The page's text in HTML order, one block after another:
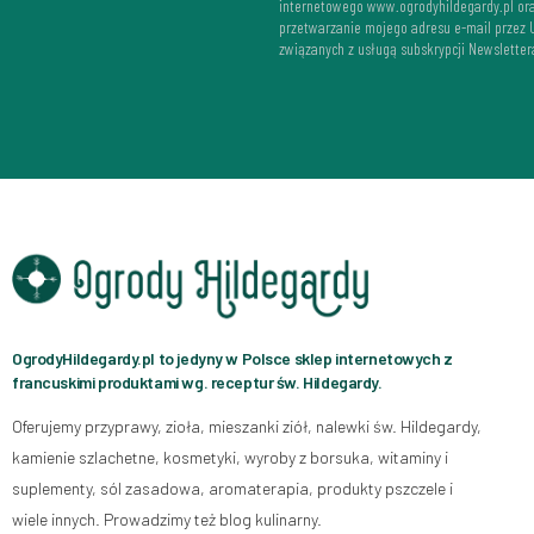
internetowego www.ogrodyhildegardy.pl
przetwarzanie mojego adresu e-mail przez
związanych z usługą subskrypcji
OgrodyHildegardy.pl to jedyny w Polsce sklep internetowych z
francuskimi produktami wg. receptur św. Hildegardy.
Oferujemy przyprawy, zioła, mieszanki ziół, nalewki św. Hildegardy,
kamienie szlachetne, kosmetyki, wyroby z borsuka, witaminy i
suplementy, sól zasadowa, aromaterapia, produkty pszczele i
wiele innych. Prowadzimy też blog kulinarny.